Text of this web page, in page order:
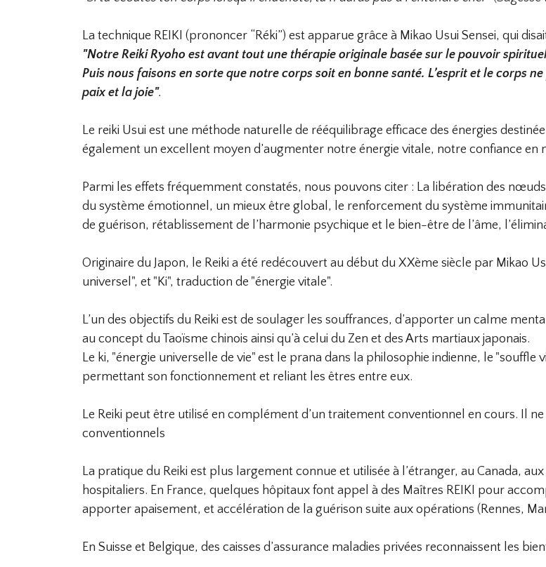
La technique REIKI (prononcer “Réki”) est apparue grâce à Mikao Usui Sensei, qui
"Notre Reiki Ryoho est avant tout une thérapie originale basée sur le pouvoir
Puis nous faisons en sorte que notre corps soit en bonne santé. L’esprit et le corps
paix et la joie".
Le reiki Usui est une méthode naturelle de rééquilibrage efficace des énergies
également un excellent moyen d’augmenter notre énergie vitale, notre confiance en
Parmi les effets fréquemment constatés, nous pouvons citer : La libération des
du système émotionnel, un mieux être global, le renforcement du système
de guérison, rétablissement de l’harmonie psychique et le bien-être de l’âme,
Originaire du Japon, le Reiki a été redécouvert au début du XXème siècle par Mikao
universel", et "Ki", traduction de "énergie vitale".
L’un des objectifs du Reiki est de soulager les souffrances, d’apporter un calme
au concept du Taoïsme chinois ainsi qu’à celui du Zen et des Arts martiaux japonais.
Le ki, "énergie universelle de vie" est le prana dans la philosophie indienne, le
permettant son fonctionnement et reliant les êtres entre eux.
Le Reiki peut être utilisé en complément d’un traitement conventionnel en cours. Il
conventionnels
La pratique du Reiki est plus largement connue et utilisée à l’étranger, au Canada,
hospitaliers. En France, quelques hôpitaux font appel à des Maîtres REIKI pour
apporter apaisement, et accélération de la guérison suite aux opérations (Rennes,
En Suisse et Belgique, des caisses d’assurance maladies privées reconnaissent les